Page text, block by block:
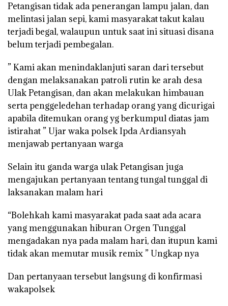
Petangisan tidak ada penerangan lampu jalan, dan
melintasi jalan sepi, kami masyarakat takut kalau
terjadi begal, walaupun untuk saat ini situasi disana
belum terjadi pembegalan.
” Kami akan menindaklanjuti saran dari tersebut
dengan melaksanakan patroli rutin ke arah desa
Ulak Petangisan, dan akan melakukan himbauan
serta penggeledehan terhadap orang yang dicurigai
apabila ditemukan orang yg berkumpul diatas jam
istirahat ” Ujar waka polsek Ipda Ardiansyah
menjawab pertanyaan warga
Selain itu ganda warga ulak Petangisan juga
mengajukan pertanyaan tentang tungal tunggal di
laksanakan malam hari
“Bolehkah kami masyarakat pada saat ada acara
yang menggunakan hiburan Orgen Tunggal
mengadakan nya pada malam hari, dan itupun kami
tidak akan memutar musik remix ” Ungkap nya
Dan pertanyaan tersebut langsung di konfirmasi
wakapolsek